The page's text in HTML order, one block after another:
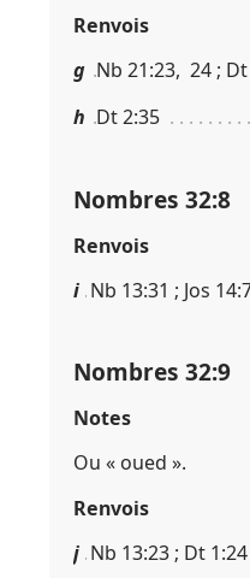
Renvois
g Nb 21​:​23, 24 ;
h Dt 2​:​35
Nombres 32​:​8
Renvois
i Nb 13​:​31 ; Jos
Nombres 32​:​9
Notes
Ou « oued ».
Renvois
j Nb 13​:​23 ; Dt 1​:​24